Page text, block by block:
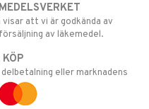
att vi är godkända av
av läkemedel.
KÖP
eller marknadens